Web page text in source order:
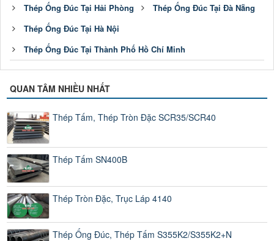
Thép Ống Đúc Tại Hải Phòng
Thép Ống Đúc Tại Đà Nẵng
Thép Ống Đúc Tại Hà Nội
Thép Ống Đúc Tại Thành Phố Hồ Chí Minh
QUAN TÂM NHIỀU NHẤT
Thép Tấm, Thép Tròn Đặc SCR35/SCR40
Thép Tấm SN400B
Thép Tròn Đặc, Trục Láp 4140
Thép Ống Đúc, Thép Tấm S355K2/S355K2+N